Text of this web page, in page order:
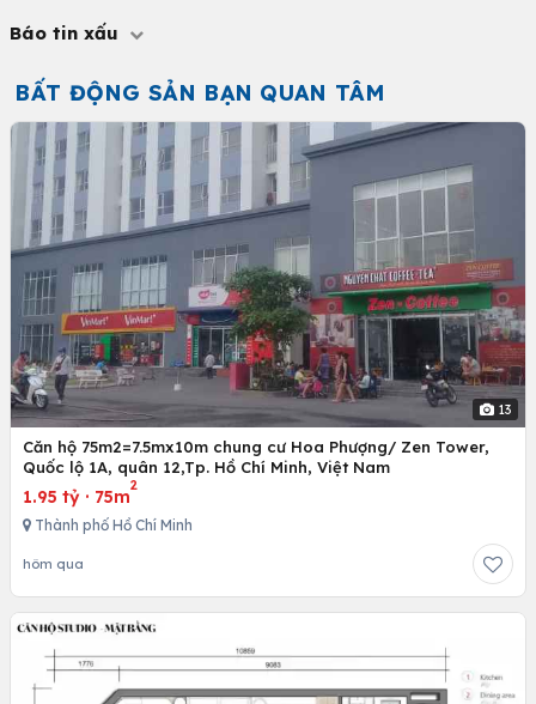
Báo tin xấu
BẤT ĐỘNG SẢN BẠN QUAN TÂM
13
Căn hộ 75m2=7.5mx10m chung cư Hoa Phượng/ Zen Tower,
Quốc lộ 1A, quân 12,Tp. Hồ Chí Minh, Việt Nam
1.95 tỷ · 75m
2
Thành phố Hồ Chí Minh
hôm qua